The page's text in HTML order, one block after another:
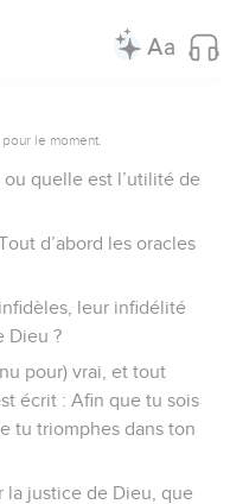
le moment.
quelle est l’utilité de
d’abord les oracles
leur infidélité
Dieu ?
pour) vrai, et tout
écrit : Afin que tu sois
tu triomphes dans ton
la justice de Dieu, que